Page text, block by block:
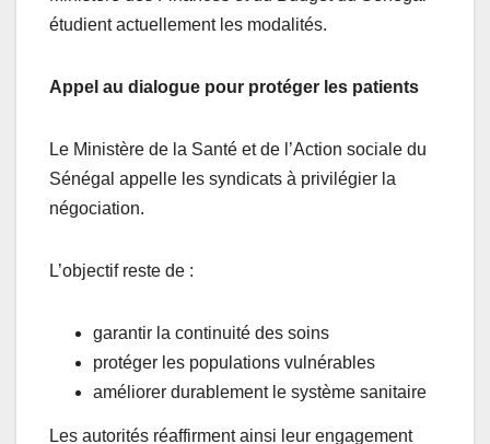
étudient actuellement les modalités.
Appel au dialogue pour protéger les patients
Le Ministère de la Santé et de l’Action sociale du
Sénégal appelle les syndicats à privilégier la
négociation.
L’objectif reste de :
garantir la continuité des soins
protéger les populations vulnérables
améliorer durablement le système sanitaire
Les autorités réaffirment ainsi leur engagement